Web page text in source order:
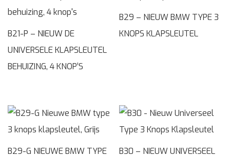
B21-P – NIEUW DE
UNIVERSELE KLAPSLEUTEL
BEHUIZING, 4 KNOP’S
B29 – NIEUW BMW TYPE 3
KNOPS KLAPSLEUTEL
B29-G NIEUWE BMW TYPE
B30 – NIEUW UNIVERSEEL